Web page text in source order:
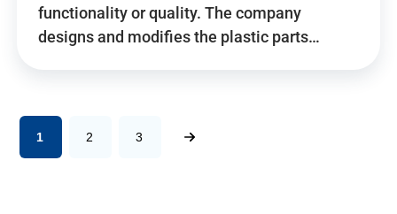
functionality or quality. The company
designs and modifies the plastic parts…
1 2 3